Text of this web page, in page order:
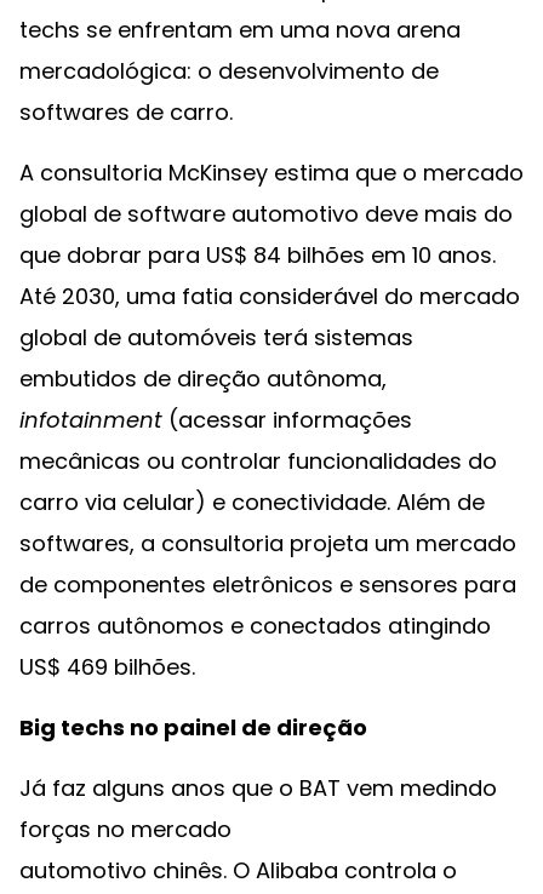
techs se enfrentam em uma nova arena
mercadológica: o desenvolvimento de
softwares de carro.
A consultoria McKinsey estima que o mercado
global de software automotivo deve mais do
que dobrar para US$ 84 bilhões em 10 anos.
Até 2030, uma fatia considerável do mercado
global de automóveis terá sistemas
embutidos de direção autônoma,
infotainment (acessar informações
mecânicas ou controlar funcionalidades do
carro via celular) e conectividade. Além de
softwares, a consultoria projeta um mercado
de componentes eletrônicos e sensores para
carros autônomos e conectados atingindo
US$ 469 bilhões.
Big techs no painel de direção
Já faz alguns anos que o BAT vem medindo
forças no mercado
automotivo chinês. O Alibaba controla o